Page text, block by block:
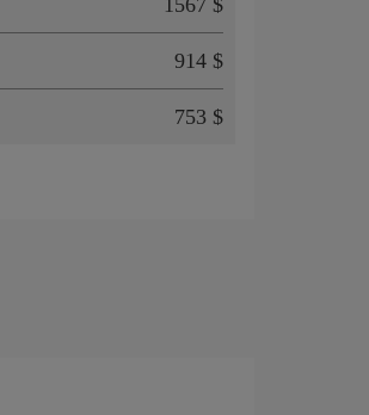
914 $
753 $